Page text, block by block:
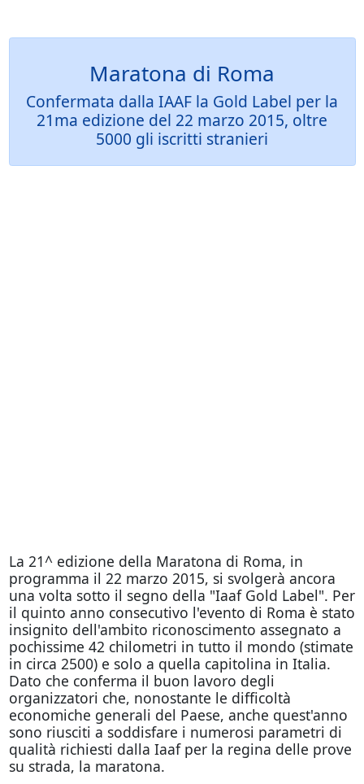
Maratona di Roma
Confermata dalla IAAF la Gold Label per la
21ma edizione del 22 marzo 2015, oltre
5000 gli iscritti stranieri
La 21^ edizione della Maratona di Roma, in
programma il 22 marzo 2015, si svolgerà ancora
una volta sotto il segno della "Iaaf Gold Label". Per
il quinto anno consecutivo l'evento di Roma è stato
insignito dell'ambito riconoscimento assegnato a
pochissime 42 chilometri in tutto il mondo (stimate
in circa 2500) e solo a quella capitolina in Italia.
Dato che conferma il buon lavoro degli
organizzatori che, nonostante le difficoltà
economiche generali del Paese, anche quest'anno
sono riusciti a soddisfare i numerosi parametri di
qualità richiesti dalla Iaaf per la regina delle prove
su strada, la maratona.